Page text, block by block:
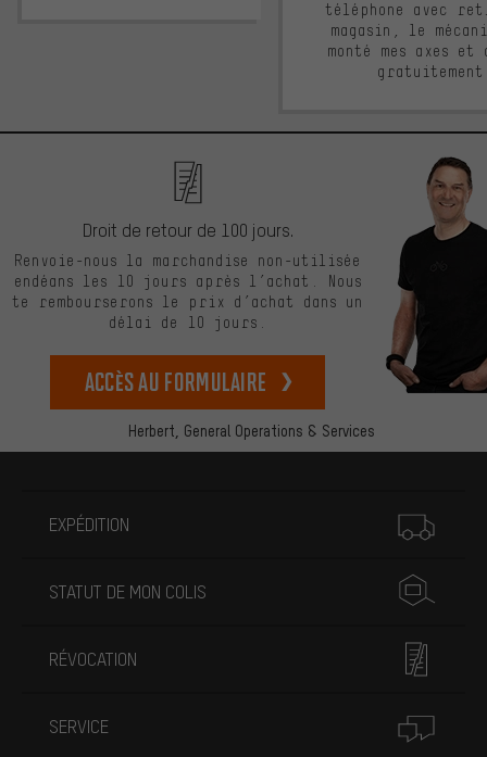
téléphone avec
magasin, le
monté mes axes et
Herbert, General Operations & Services
Droit de retour de 100 jours.
Renvoie-nous la marchandise non-utilisée
endéans les 10 jours après l’achat. Nous
te rembourserons le prix d’achat dans un
délai de 10 jours.
Accès au formulaire
EXPÉDITION
STATUT DE MON COLIS
RÉVOCATION
SERVICE